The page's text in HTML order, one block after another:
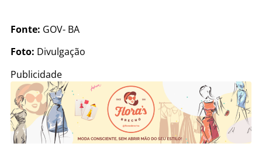
Fonte: GOV- BA
Foto: Divulgação
Publicidade